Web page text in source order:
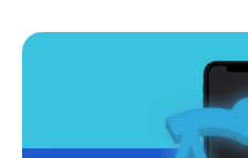
avtomobilya/] в
проверить транспорт.
процедуру не стоит,
многих проблем и
информацию будущему